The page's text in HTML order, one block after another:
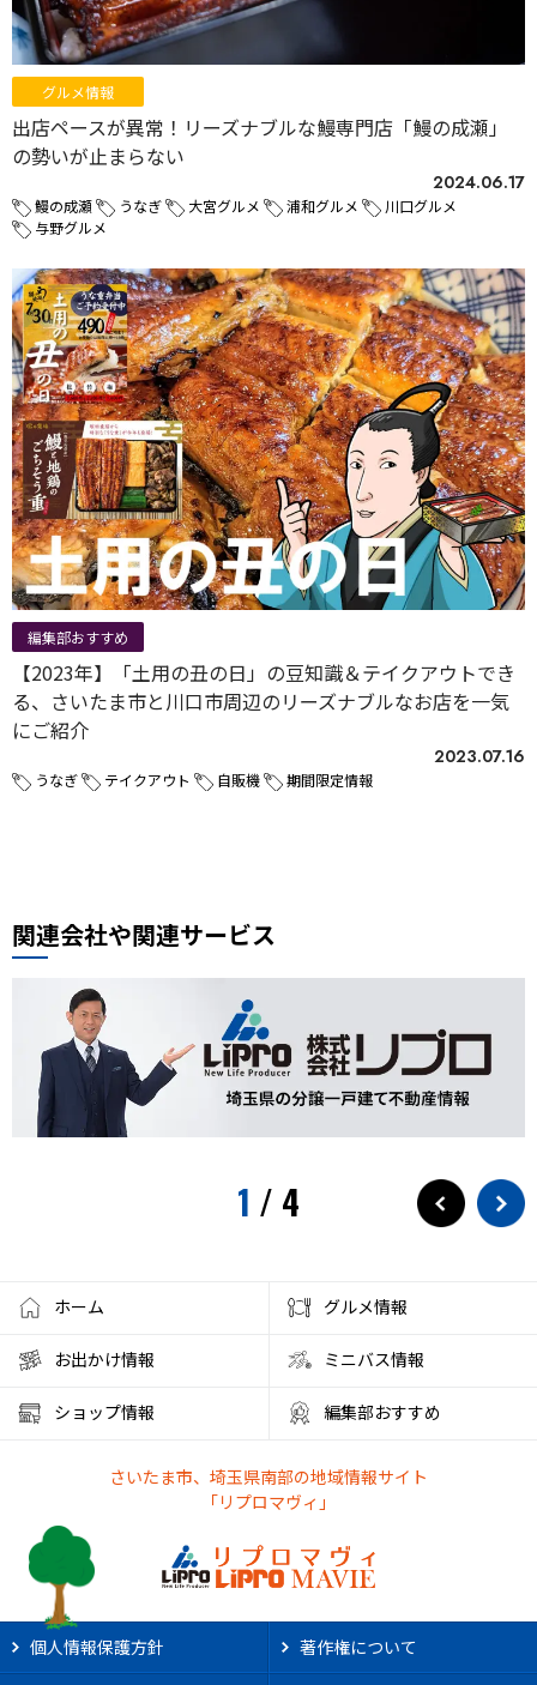
グルメ情報
出店ペースが異常！リーズナブルな鰻専門店「鰻の成瀬」
の勢いが止まらない
2024.06.17
鰻の成瀬 うなぎ 大宮グルメ 浦和グルメ
川口グルメ
与野グルメ
編集部おすすめ
【2023年】「土用の丑の日」の豆知識＆テイクアウトでき
る、さいたま市と川口市周辺のリーズナブルなお店を一気
にご紹介
2023.07.16
うなぎ テイクアウト 自販機 期間限定情報
関連会社や関連サービス
1 / 4
ホーム グルメ情報
お出かけ情報 ミニバス情報
ショップ情報 編集部おすすめ
さいたま市、埼玉県南部の地域情報サイト
「リプロマヴィ」
個人情報保護方針 著作権について